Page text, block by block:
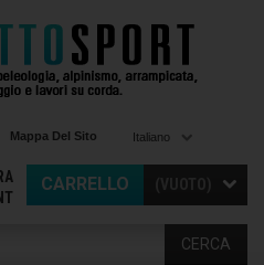
Italiano
Mappa Del Sito
CARRELLO
CERCA